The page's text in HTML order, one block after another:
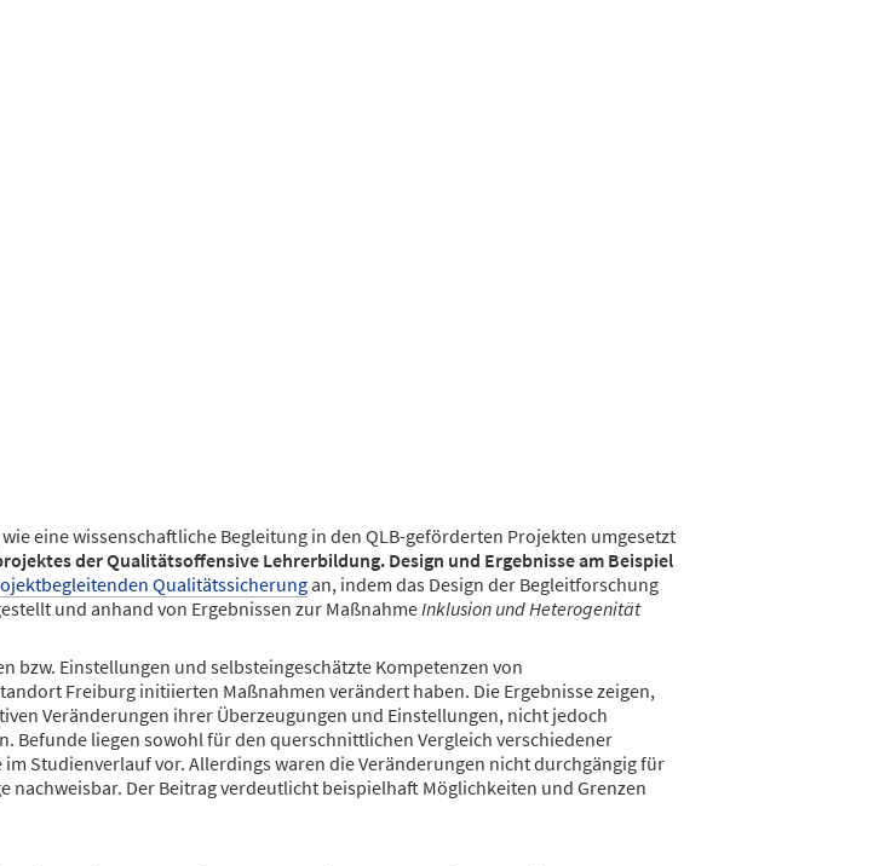
eine wissenschaftliche Begleitung in den QLB-geförderten Projekten umgesetzt
der Qualitätsoffensive Lehrerbildung. Design und Ergebnisse am Beispiel
Qualitätssicherungan, indem das Design der Begleitforschung
und anhand von Ergebnissen zur MaßnahmeInklusion und Heterogenität
bzw. Einstellungen und selbsteingeschätzte Kompetenzen von
Freiburg initiierten Maßnahmen verändert haben. Die Ergebnisse zeigen,
Veränderungen ihrer Überzeugungen und Einstellungen, nicht jedoch
Befunde liegen sowohl für den querschnittlichen Vergleich verschiedener
Studienverlauf vor. Allerdings waren die Veränderungen nicht durchgängig für
Der Beitrag verdeutlicht beispielhaft Möglichkeiten und Grenzen